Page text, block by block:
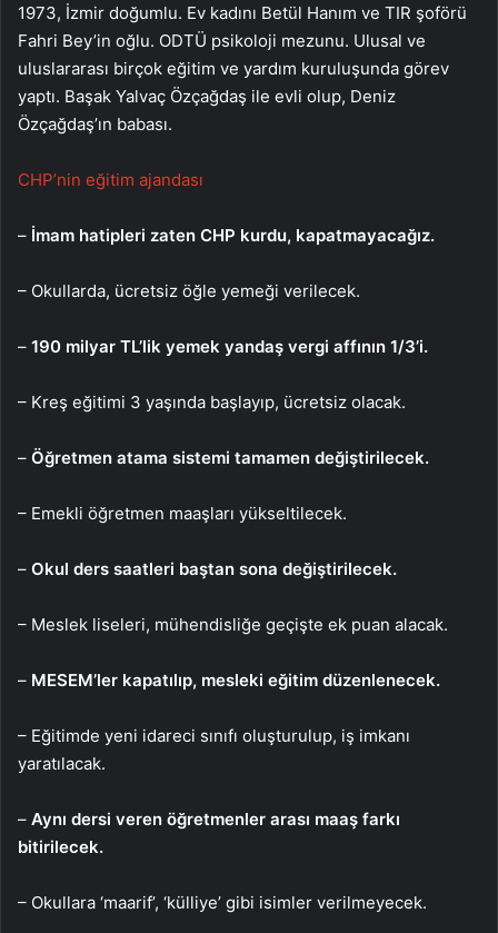
1973, İzmir doğumlu. Ev kadını Betül Hanım ve TIR şoförü
Fahri Bey’in oğlu. ODTÜ psikoloji mezunu. Ulusal ve
uluslararası birçok eğitim ve yardım kuruluşunda görev
yaptı. Başak Yalvaç Özçağdaş ile evli olup, Deniz
Özçağdaş’ın babası.
CHP’nin eğitim ajandası
– İmam hatipleri zaten CHP kurdu, kapatmayacağız.
– Okullarda, ücretsiz öğle yemeği verilecek.
– 190 milyar TL’lik yemek yandaş vergi affının 1/3’i.
– Kreş eğitimi 3 yaşında başlayıp, ücretsiz olacak.
– Öğretmen atama sistemi tamamen değiştirilecek.
– Emekli öğretmen maaşları yükseltilecek.
– Okul ders saatleri baştan sona değiştirilecek.
– Meslek liseleri, mühendisliğe geçişte ek puan alacak.
– MESEM’ler kapatılıp, mesleki eğitim düzenlenecek.
– Eğitimde yeni idareci sınıfı oluşturulup, iş imkanı
yaratılacak.
– Aynı dersi veren öğretmenler arası maaş farkı
bitirilecek.
– Okullara ‘maarif’, ‘külliye’ gibi isimler verilmeyecek.